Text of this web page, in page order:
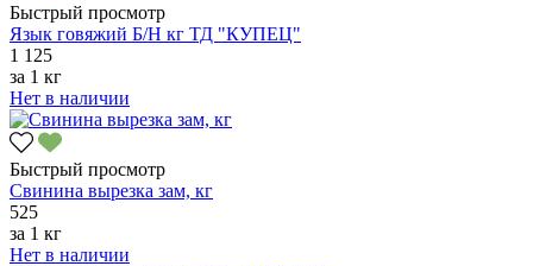
Быстрый просмотр
Язык говяжий Б/Н кг ТД "КУПЕЦ"
1 125
за 1 кг
Нет в наличии
Быстрый просмотр
Свинина вырезка зам, кг
525
за 1 кг
Нет в наличии